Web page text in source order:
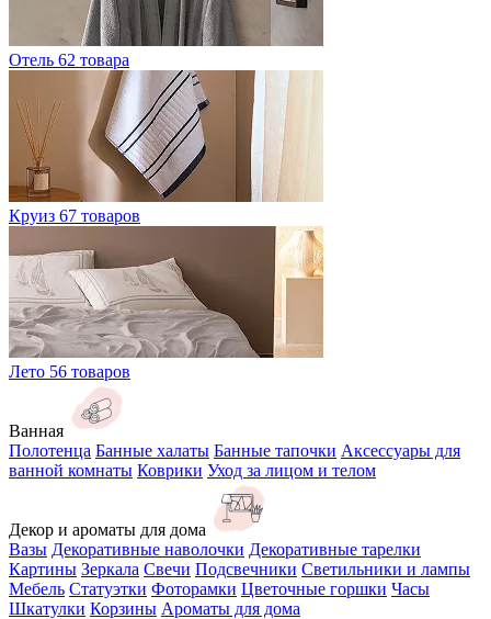
Отель 62 товара
Круиз 67 товаров
Лето 56 товаров
Ванная
Полотенца Банные халаты Банные тапочки Аксессуары для
ванной комнаты Коврики Уход за лицом и телом
Декор и ароматы для дома
Вазы Декоративные наволочки Декоративные тарелки
Картины Зеркала Свечи Подсвечники Светильники и лампы
Мебель Статуэтки Фоторамки Цветочные горшки Часы
Шкатулки Корзины Ароматы для дома